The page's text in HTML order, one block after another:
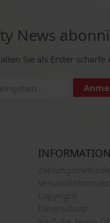
News
Sie als Erster